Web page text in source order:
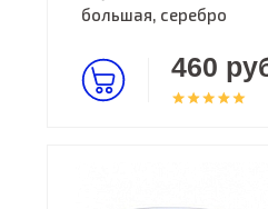
большая, серебро
460